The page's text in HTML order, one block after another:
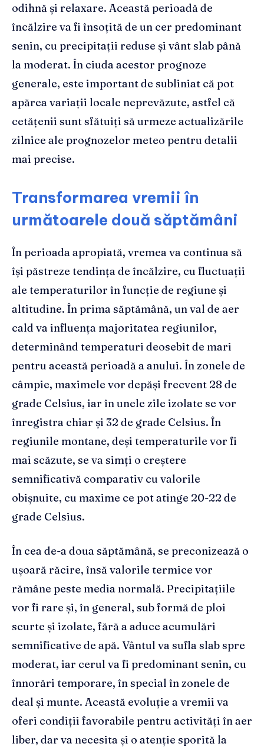
odihnă și relaxare. Această perioadă de
încălzire va fi însoțită de un cer predominant
senin, cu precipitații reduse și vânt slab până
la moderat. În ciuda acestor prognoze
generale, este important de subliniat că pot
apărea variații locale neprevăzute, astfel că
cetățenii sunt sfătuiți să urmeze actualizările
zilnice ale prognozelor meteo pentru detalii
mai precise.
Transformarea vremii în
următoarele două săptămâni
În perioada apropiată, vremea va continua să
își păstreze tendința de încălzire, cu fluctuații
ale temperaturilor în funcție de regiune și
altitudine. În prima săptămână, un val de aer
cald va influența majoritatea regiunilor,
determinând temperaturi deosebit de mari
pentru această perioadă a anului. În zonele de
câmpie, maximele vor depăși frecvent 28 de
grade Celsius, iar în unele zile izolate se vor
înregistra chiar și 32 de grade Celsius. În
regiunile montane, deși temperaturile vor fi
mai scăzute, se va simți o creștere
semnificativă comparativ cu valorile
obișnuite, cu maxime ce pot atinge 20-22 de
grade Celsius.
În cea de-a doua săptămână, se preconizează o
ușoară răcire, însă valorile termice vor
rămâne peste media normală. Precipitațiile
vor fi rare și, în general, sub formă de ploi
scurte și izolate, fără a aduce acumulări
semnificative de apă. Vântul va sufla slab spre
moderat, iar cerul va fi predominant senin, cu
înnorări temporare, în special în zonele de
deal și munte. Această evoluție a vremii va
oferi condiții favorabile pentru activități în aer
liber, dar va necesita și o atenție sporită la